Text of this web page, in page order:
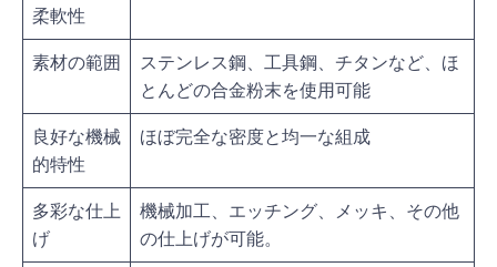
柔軟性
素材の範囲
ステンレス鋼、工具鋼、チタンなど、ほ
とんどの合金粉末を使用可能
良好な機械
的特性
ほぼ完全な密度と均一な組成
多彩な仕上
げ
機械加工、エッチング、メッキ、その他
の仕上げが可能。